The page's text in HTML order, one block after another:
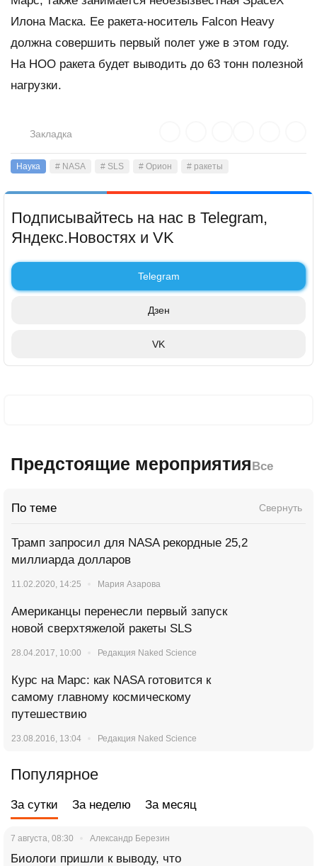
Илона Маска. Ее ракета-носитель Falcon Heavy
должна совершить первый полет уже в этом году.
На НОО ракета будет выводить до 63 тонн полезной
нагрузки.
Закладка
Наука # NASA # SLS # Орион # ракеты
Подписывайтесь на нас в Telegram,
Яндекс.Новостях и VK
Telegram
Дзен
VK
Предстоящие мероприятияВсе
По теме Свернуть
Трамп запросил для NASA рекордные 25,2
миллиарда долларов
11.02.2020, 14:25 Мария Азарова
Американцы перенесли первый запуск
новой сверхтяжелой ракеты SLS
28.04.2017, 10:00 Редакция Naked Science
Курс на Марс: как NASA готовится к
самому главному космическому
путешествию
23.08.2016, 13:04 Редакция Naked Science
Популярное
За сутки За неделю За месяц
7 августа, 08:30 Александр Березин
Биологи пришли к выводу, что